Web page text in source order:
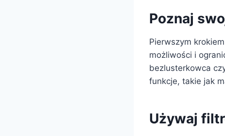
Poznaj
Pierwszym
możliwości i
bezlusterkowca
funkcje, takie jak
Używaj